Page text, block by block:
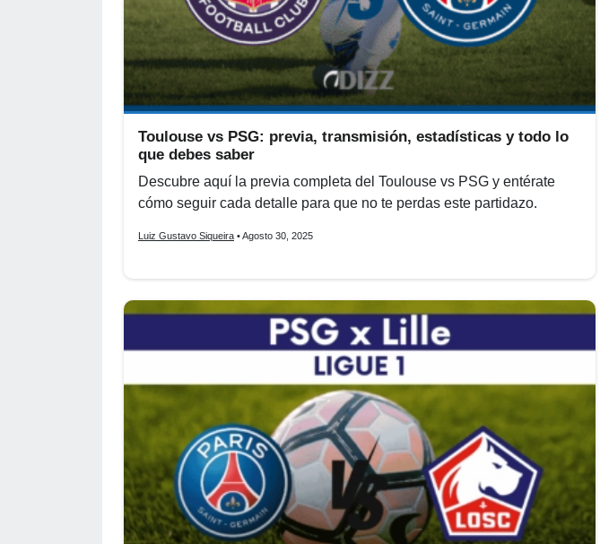
Toulouse vs PSG: previa, transmisión, estadísticas y todo lo
que debes saber
Descubre aquí la previa completa del Toulouse vs PSG y entérate
cómo seguir cada detalle para que no te perdas este partidazo.
Luiz Gustavo Siqueira • Agosto 30, 2025